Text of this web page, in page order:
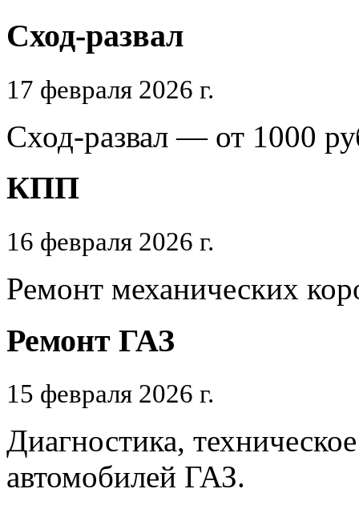
Сход-развал
17 февраля 2026 г.
Сход-развал — от 1000
КПП
16 февраля 2026 г.
Ремонт механических
Ремонт ГАЗ
15 февраля 2026 г.
Диагностика,
автомобилей ГАЗ.